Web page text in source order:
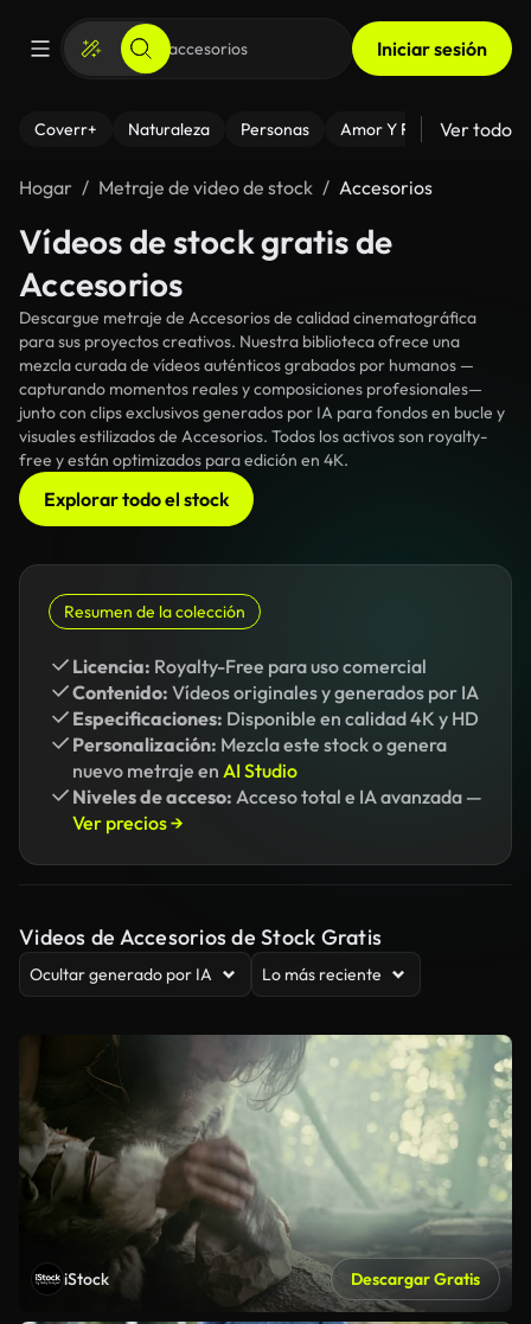
Iniciar sesión
Coverr+ Naturaleza Personas Amor Y Relaciones
Ver todo
Hogar Metraje de video de stock Accesorios
Vídeos de stock gratis de
Accesorios
Descargue metraje de Accesorios de calidad cinematográfica
para sus proyectos creativos. Nuestra biblioteca ofrece una
mezcla curada de vídeos auténticos grabados por humanos —
capturando momentos reales y composiciones profesionales—
junto con clips exclusivos generados por IA para fondos en bucle y
visuales estilizados de Accesorios. Todos los activos son royalty-
free y están optimizados para edición en 4K.
Explorar todo el stock
Resumen de la colección
Licencia: Royalty-Free para uso comercial
Contenido: Vídeos originales y generados por IA
Especificaciones: Disponible en calidad 4K y HD
Personalización: Mezcla este stock o genera
nuevo metraje en AI Studio
Niveles de acceso: Acceso total e IA avanzada —
Ver precios →
Videos de Accesorios de Stock Gratis
Ocultar generado por IA Lo más reciente
iStock Descargar Gratis